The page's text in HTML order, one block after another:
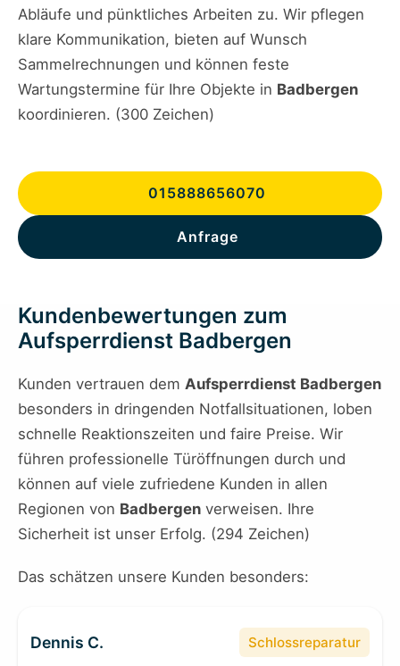
Abläufe und pünktliches Arbeiten zu. Wir pflegen
klare Kommunikation, bieten auf Wunsch
Sammelrechnungen und können feste
Wartungstermine für Ihre Objekte in Badbergen
koordinieren. (300 Zeichen)
015888656070
Anfrage
Kundenbewertungen zum
Aufsperrdienst Badbergen
Kunden vertrauen dem Aufsperrdienst Badbergen
besonders in dringenden Notfallsituationen, loben
schnelle Reaktionszeiten und faire Preise. Wir
führen professionelle Türöffnungen durch und
können auf viele zufriedene Kunden in allen
Regionen von Badbergen verweisen. Ihre
Sicherheit ist unser Erfolg. (294 Zeichen)
Das schätzen unsere Kunden besonders:
Dennis C. Schlossreparatur